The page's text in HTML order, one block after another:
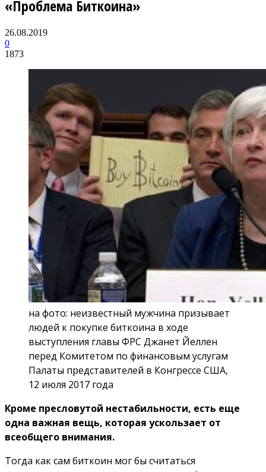
«Проблема Биткоина»
26.08.2019
0
1873
на фото: неизвестный мужчина призывает
людей к покупке биткоина в ходе
выступления главы ФРС Джанет Йеллен
перед Комитетом по финансовым услугам
Палаты представителей в Конгрессе США,
12 июля 2017 года
Кроме пресловутой нестабильности, есть еще
одна важная вещь, которая ускользает от
всеобщего внимания.
Тогда как сам биткоин мог бы считаться